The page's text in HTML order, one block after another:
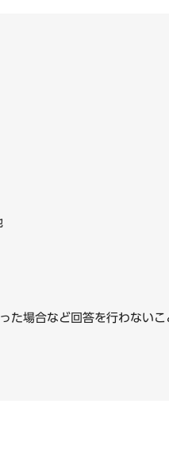
った場合など回答を行わな